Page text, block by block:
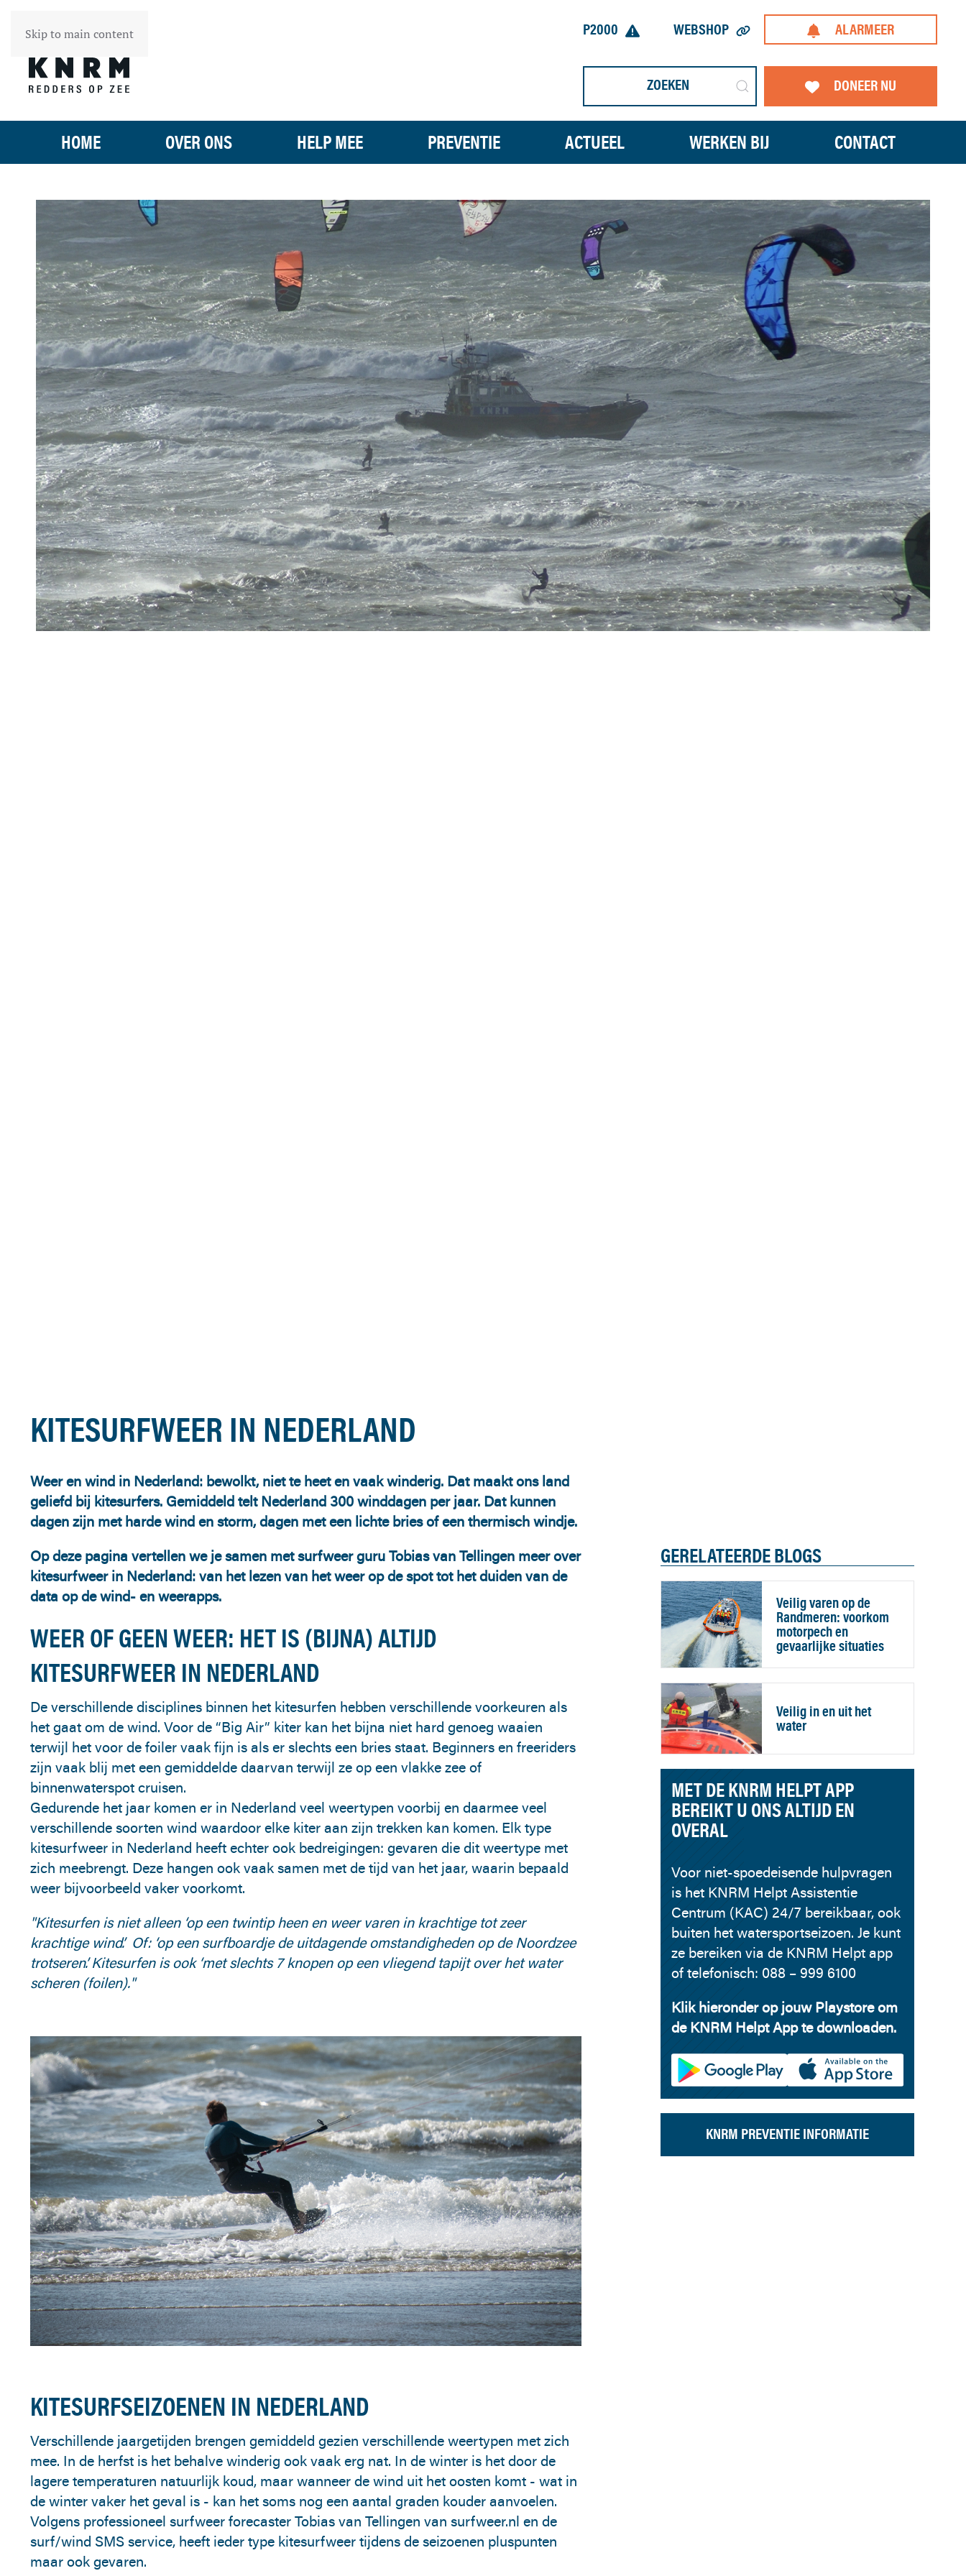
Skip to main content P2000 WEBSHOP ALARMEER
DONEER NU
HOME OVER ONS HELP MEE PREVENTIE ACTUEEL WERKEN BIJ CONTACT
KITESURFWEER IN NEDERLAND
Weer en wind in Nederland: bewolkt, niet te heet en vaak winderig. Dat maakt ons land
geliefd bij kitesurfers. Gemiddeld telt Nederland 300 winddagen per jaar. Dat kunnen
dagen zijn met harde wind en storm, dagen met een lichte bries of een thermisch windje.
Op deze pagina vertellen we je samen met surfweer guru Tobias van Tellingen meer over
kitesurfweer in Nederland: van het lezen van het weer op de spot tot het duiden van de
data op de wind- en weerapps.
WEER OF GEEN WEER: HET IS (BIJNA) ALTIJD
KITESURFWEER IN NEDERLAND
De verschillende disciplines binnen het kitesurfen hebben verschillende voorkeuren als
het gaat om de wind. Voor de “Big Air” kiter kan het bijna niet hard genoeg waaien
terwijl het voor de foiler vaak fijn is als er slechts een bries staat. Beginners en freeriders
zijn vaak blij met een gemiddelde daarvan terwijl ze op een vlakke zee of
binnenwaterspot cruisen.
Gedurende het jaar komen er in Nederland veel weertypen voorbij en daarmee veel
verschillende soorten wind waardoor elke kiter aan zijn trekken kan komen. Elk type
kitesurfweer in Nederland heeft echter ook bedreigingen: gevaren die dit weertype met
zich meebrengt. Deze hangen ook vaak samen met de tijd van het jaar, waarin bepaald
weer bijvoorbeeld vaker voorkomt.
"Kitesurfen is niet alleen ‘op een twintip heen en weer varen in krachtige tot zeer
krachtige wind’. Of: ‘op een surfboardje de uitdagende omstandigheden op de Noordzee
trotseren’. Kitesurfen is ook ‘met slechts 7 knopen op een vliegend tapijt over het water
scheren (foilen)."
KITESURFSEIZOENEN IN NEDERLAND
Verschillende jaargetijden brengen gemiddeld gezien verschillende weertypen met zich
mee. In de herfst is het behalve winderig ook vaak erg nat. In de winter is het door de
lagere temperaturen natuurlijk koud, maar wanneer de wind uit het oosten komt - wat in
de winter vaker het geval is - kan het soms nog een aantal graden kouder aanvoelen.
Volgens professioneel surfweer forecaster Tobias van Tellingen van surfweer.nl en de
surf/wind SMS service, heeft ieder type kitesurfweer tijdens de seizoenen pluspunten
maar ook gevaren.
GERELATEERDE BLOGS
Veilig varen op de
Randmeren: voorkom
motorpech en
gevaarlijke situaties
Veilig in en uit het
water
MET DE KNRM HELPT APP
BEREIKT U ONS ALTIJD EN
OVERAL
Voor niet-spoedeisende hulpvragen
is het KNRM Helpt Assistentie
Centrum (KAC) 24/7 bereikbaar, ook
buiten het watersportseizoen. Je kunt
ze bereiken via de KNRM Helpt app
of telefonisch: 088 – 999 6100
Klik hieronder op jouw Playstore om
de KNRM Helpt App te downloaden.
KNRM PREVENTIE INFORMATIE